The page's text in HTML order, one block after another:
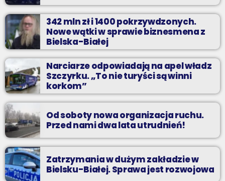
342 mln zł i 1400 pokrzywdzonych.
Nowe wątki w sprawie biznesmena z
Bielska-Białej
Narciarze odpowiadają na apel władz
Szczyrku. „To nie turyści są winni
korkom”
Od soboty nowa organizacja ruchu.
Przed nami dwa lata utrudnień!
Zatrzymania w dużym zakładzie w
Bielsku-Białej. Sprawa jest rozwojowa